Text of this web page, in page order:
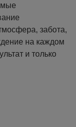
забота,
на каждом
и только